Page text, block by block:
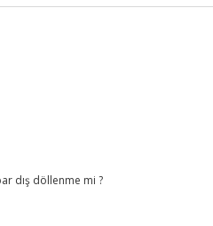
dış döllenme mi ?